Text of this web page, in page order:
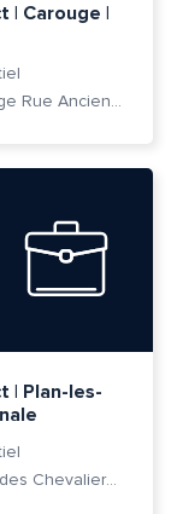
| Carouge |
Salle des fêtes de Carouge Rue Ancienne 37, 1227 Carouge
| Plan-les-
Salle Communale, Route des Chevaliers-de-Malte 7, 1228 Plan-les-Ouates